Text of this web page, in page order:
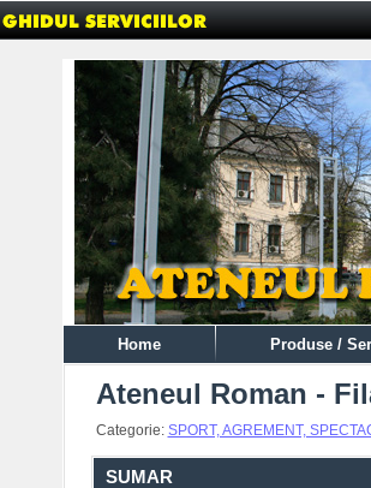
Home Produse /
Ateneul Roman -
Categorie: SPORT, AGREMENT,
SUMAR